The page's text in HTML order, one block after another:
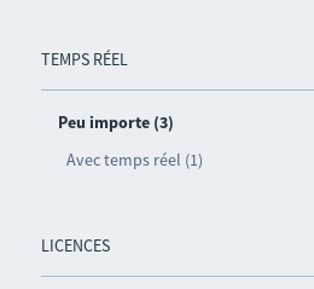
TEMPS RÉEL
Peu importe (3)
Avec temps réel (1)
LICENCES